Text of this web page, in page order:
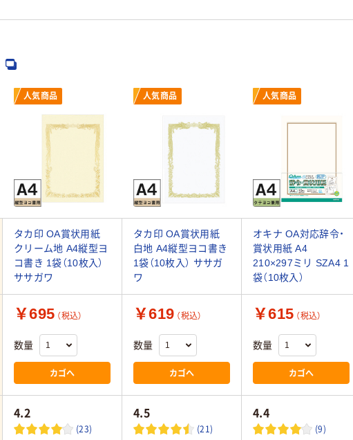
人気商品 人気商品 人気商品
タカ印 OA賞状用紙
クリーム地 A4縦型ヨ
コ書き 1袋（10枚入）
ササガワ
タカ印 OA賞状用紙
白地 A4縦型ヨコ書き
1袋（10枚入） ササガ
ワ
オキナ OA対応辞令・
賞状用紙 A4
210×297ミリ SZA4 1
袋（10枚入）
￥695 （税込）
数量
カゴへ
￥619 （税込）
数量
カゴへ
￥615 （税込）
数量
カゴへ
4.2
(23)
4.5
(21)
4.4
(9)